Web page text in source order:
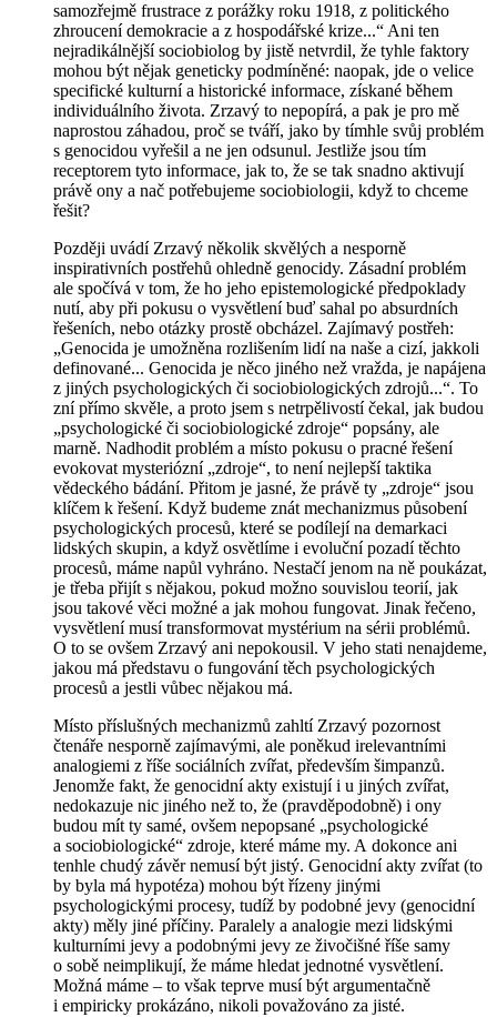
samozřejmě frustrace z porážky roku 1918, z politického
zhroucení demokracie a z hospodářské krize...“ Ani ten
nejradikálnější sociobiolog by jistě netvrdil, že tyhle faktory
mohou být nějak geneticky podmíněné: naopak, jde o velice
specifické kulturní a historické informace, získané během
individuálního života. Zrzavý to nepopírá, a pak je pro mě
naprostou záhadou, proč se tváří, jako by tímhle svůj problém
s genocidou vyřešil a ne jen odsunul. Jestliže jsou tím
receptorem tyto informace, jak to, že se tak snadno aktivují
právě ony a nač potřebujeme sociobiologii, když to chceme
řešit?
Později uvádí Zrzavý několik skvělých a nesporně
inspirativních postřehů ohledně genocidy. Zásadní problém
ale spočívá v tom, že ho jeho epistemologické předpoklady
nutí, aby při pokusu o vysvětlení buď sahal po absurdních
řešeních, nebo otázky prostě obcházel. Zajímavý postřeh:
„Genocida je umožněna rozlišením lidí na naše a cizí, jakkoli
definované... Genocida je něco jiného než vražda, je napájena
z jiných psychologických či sociobiologických zdrojů...“. To
zní přímo skvěle, a proto jsem s netrpělivostí čekal, jak budou
„psychologické či sociobiologické zdroje“ popsány, ale
marně. Nadhodit problém a místo pokusu o pracné řešení
evokovat mysteriózní „zdroje“, to není nejlepší taktika
vědeckého bádání. Přitom je jasné, že právě ty „zdroje“ jsou
klíčem k řešení. Když budeme znát mechanizmus působení
psychologických procesů, které se podílejí na demarkaci
lidských skupin, a když osvětlíme i evoluční pozadí těchto
procesů, máme napůl vyhráno. Nestačí jenom na ně poukázat,
je třeba přijít s nějakou, pokud možno souvislou teorií, jak
jsou takové věci možné a jak mohou fungovat. Jinak řečeno,
vysvětlení musí transformovat mystérium na sérii problémů.
O to se ovšem Zrzavý ani nepokousil. V jeho stati nenajdeme,
jakou má představu o fungování těch psychologických
procesů a jestli vůbec nějakou má.
Místo příslušných mechanizmů zahltí Zrzavý pozornost
čtenáře nesporně zajímavými, ale poněkud irelevantními
analogiemi z říše sociálních zvířat, především šimpanzů.
Jenomže fakt, že genocidní akty existují i u jiných zvířat,
nedokazuje nic jiného než to, že (pravděpodobně) i ony
budou mít ty samé, ovšem nepopsané „psychologické
a sociobiologické“ zdroje, které máme my. A dokonce ani
tenhle chudý závěr nemusí být jistý. Genocidní akty zvířat (to
by byla má hypotéza) mohou být řízeny jinými
psychologickými procesy, tudíž by podobné jevy (genocidní
akty) měly jiné příčiny. Paralely a analogie mezi lidskými
kulturními jevy a podobnými jevy ze živočišné říše samy
o sobě neimplikují, že máme hledat jednotné vysvětlení.
Možná máme – to však teprve musí být argumentačně
i empiricky prokázáno, nikoli považováno za jisté.